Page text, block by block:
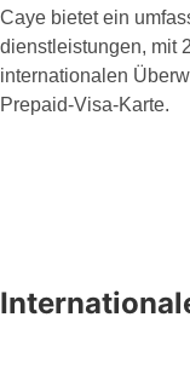
Caye bietet ein
dienstleistungen, mit
internationalen
Prepaid-Visa-Karte.